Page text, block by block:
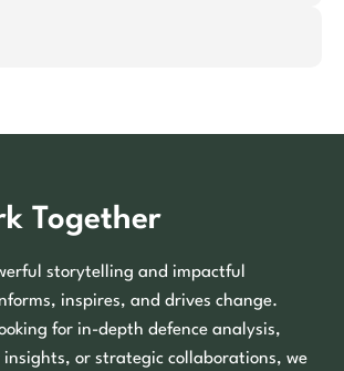
Together
storytelling and impactful
inspires, and drives change.
for in-depth defence analysis,
or strategic collaborations, we